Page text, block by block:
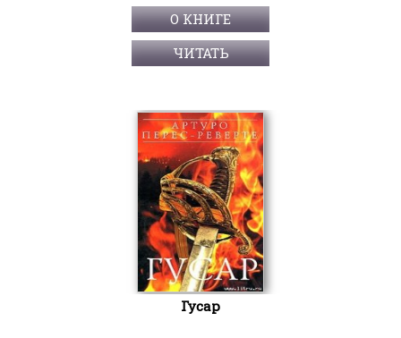
О КНИГЕ
ЧИТАТЬ
Гусар